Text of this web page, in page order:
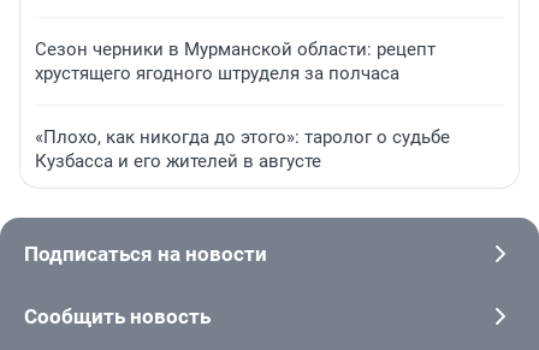
Сезон черники в Мурманской области: рецепт
хрустящего ягодного штруделя за полчаса
«Плохо, как никогда до этого»: таролог о судьбе
Кузбасса и его жителей в августе
Подписаться на новости
Сообщить новость